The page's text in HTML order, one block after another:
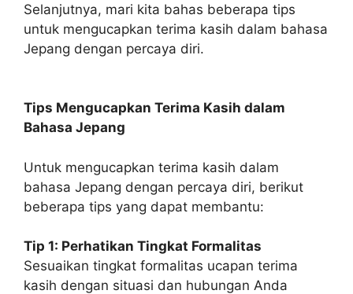
Selanjutnya, mari kita bahas beberapa tips
untuk mengucapkan terima kasih dalam bahasa
Jepang dengan percaya diri.
Tips Mengucapkan Terima Kasih dalam
Bahasa Jepang
Untuk mengucapkan terima kasih dalam
bahasa Jepang dengan percaya diri, berikut
beberapa tips yang dapat membantu:
Tip 1: Perhatikan Tingkat Formalitas
Sesuaikan tingkat formalitas ucapan terima
kasih dengan situasi dan hubungan Anda